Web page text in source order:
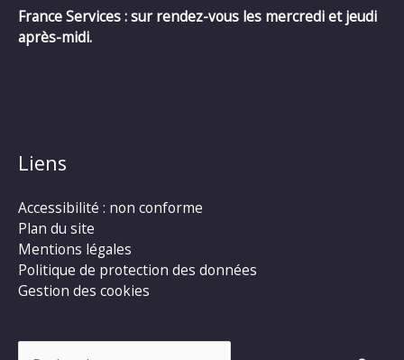
France Services : sur rendez-vous les mercredi et jeudi
après-midi.
Liens
Accessibilité : non conforme
Plan du site
Mentions légales
Politique de protection des données
Gestion des cookies